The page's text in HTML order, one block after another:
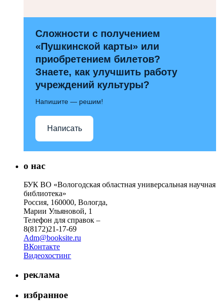
Сложности с получением
«Пушкинской карты» или
приобретением билетов?
Знаете, как улучшить работу
учреждений культуры?
Напишите — решим!
Написать
о нас
БУК ВО «Вологодская областная универсальная научная
библиотека»
Россия, 160000, Вологда,
Марии Ульяновой, 1
Телефон для справок –
8(8172)21-17-69
Adm@booksite.ru
ВКонтакте
Видеохостинг
реклама
избранное